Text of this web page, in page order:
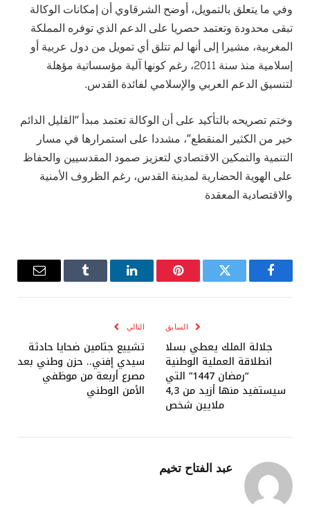
وفي ما يتعلق بالتمويل، أوضح الشرقاوي أن إمكانات الوكالة
تبقى محدودة وتعتمد حصريا على الدعم الذي توفره المملكة
المغربية، مشيرا إلى أنها لم تتلق أي تمويل من دول عربية أو
إسلامية منذ سنة 2011، رغم كونها آلية مؤسساتية مؤهلة
لتنسيق الدعم العربي والإسلامي لفائدة القدس.
وختم تصريحه بالتأكيد على أن الوكالة تعتمد مبدأ “القليل الدائم
خير من الكثير المنقطع”، مشددا على استمرارها في مسار
التنمية والتمكين الاقتصادي لتعزيز صمود المقدسيين والحفاظ
على الهوية الحضارية لمدينة القدس، رغم الظروف الأمنية
والاقتصادية المعقدة
فيسبوك تويتر بينتيريستلينكدإن Tumblr
البريد
السابق
جلالة الملك يعطي بسلا
انطلاقة العملية الوطنية
“رمضان 1447” التي
سيستفيد منها أزيد من 4,3
ملايين شخص
التالي
تشييع جثامين ضحايا حادثة
سيدي إفني.. حزن وطني بعد
مصرع أربعة من موظفي
الأمن الوطني
عبد الفتاح تخيم